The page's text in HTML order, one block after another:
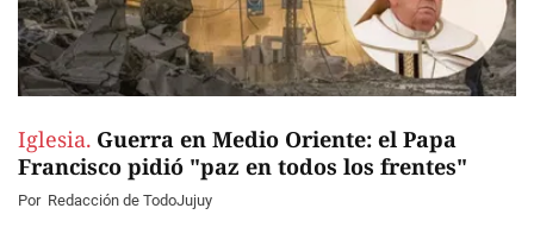
Iglesia. Guerra en Medio Oriente: el Papa
Francisco pidió "paz en todos los frentes"
Por Redacción de TodoJujuy